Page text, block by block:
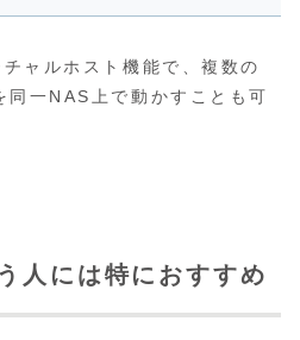
ャルホスト機能で、複数の
一NAS上で動かすことも可
人には特におすすめ